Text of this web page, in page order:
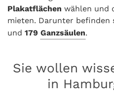
Plakatflächen wählen und
mieten. Darunter befinden
und 179 Ganzsäulen.
Sie wollen
in